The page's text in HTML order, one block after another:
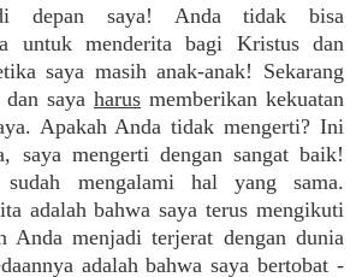
depan saya! Anda tidak bisa
untuk menderita bagi Kristus dan
saya masih anak-anak! Sekarang
dan saya harus memberikan kekuatan
Apakah Anda tidak mengerti? Ini
saya mengerti dengan sangat baik!
mengalami hal yang sama.
adalah bahwa saya terus mengikuti
Anda menjadi terjerat dengan dunia
adalah bahwa saya bertobat -